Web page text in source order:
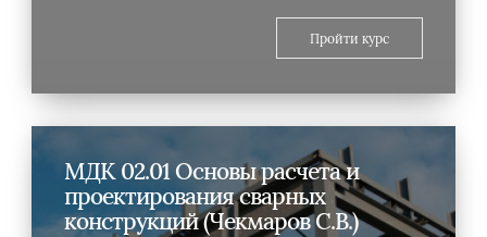
Пройти курс
МДК 02.01 Основы расчета и
проектирования сварных
конструкций (Чекмаров С.В.)